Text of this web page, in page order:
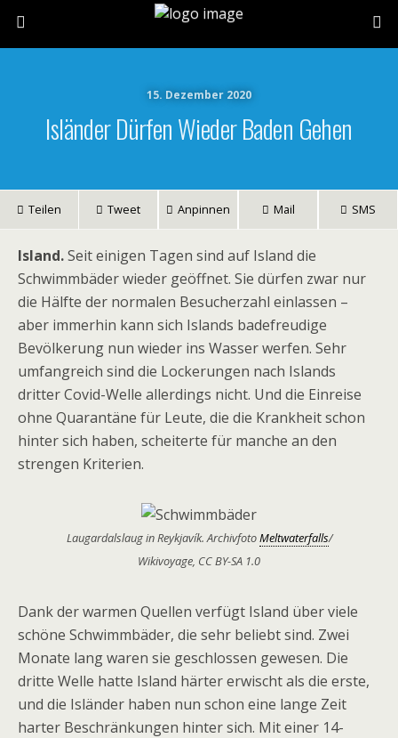
15. Dezember 2020
Isländer Dürfen Wieder Baden Gehen
Teilen Tweet Anpinnen Mail SMS
Island.Seit einigen Tagen sind auf Island die
Schwimmbäder wieder geöffnet. Sie dürfen zwar nur
die Hälfte der normalen Besucherzahl einlassen –
aber immerhin kann sich Islands badefreudige
Bevölkerung nun wieder ins Wasser werfen. Sehr
umfangreich sind die Lockerungen nach Islands
dritter Covid-Welle allerdings nicht. Und die Einreise
ohne Quarantäne für Leute, die die Krankheit schon
hinter sich haben, scheiterte für manche an den
strengen Kriterien.
Laugardalslaug in Reykjavík. ArchivfotoMeltwaterfalls/
Wikivoyage, CC BY-SA 1.0
Dank der warmen Quellen verfügt Island über viele
schöne Schwimmbäder, die sehr beliebt sind. Zwei
Monate lang waren sie geschlossen gewesen. Die
dritte Welle hatte Island härter erwischt als die erste,
und die Isländer haben nun schon eine lange Zeit
harter Beschränkungen hinter sich. Mit einer 14-